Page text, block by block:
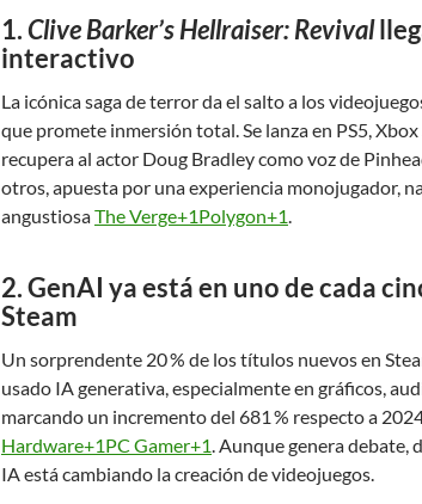
1.Clive Barker’s Hellraiser: Revival
interactivo
La icónica saga de terror da el salto a los
que promete inmersión total. Se lanza en PS5, Xbox
recupera al actor Doug Bradley como voz de
otros, apuesta por una experiencia monojugador,
angustiosaThe Verge+1Polygon+1.
2. GenAI ya está en uno de cada
Steam
Un sorprendente 20 % de los títulos nuevos en
usado IA generativa, especialmente en gráficos,
marcando un incremento del 681 % respecto a
Hardware+1PC Gamer+1. Aunque genera debate,
IA está cambiando la creación de videojuegos.